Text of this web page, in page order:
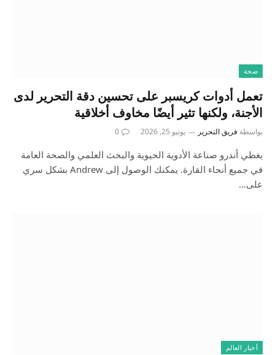
صحة
تعمل أدوات كريسبر على تحسين دقة التحرير لدى
الأجنة، ولكنها تثير أيضًا مخاوف أخلاقية
بواسطة فريق التحرير يونيو 25, 2026 0
يغطي أندرو صناعة الأدوية الحيوية والبحث العلمي والصحة العامة
في جميع أنحاء القارة. يمكنك الوصول إلى Andrew بشكل سري
على…
أخبار العالم